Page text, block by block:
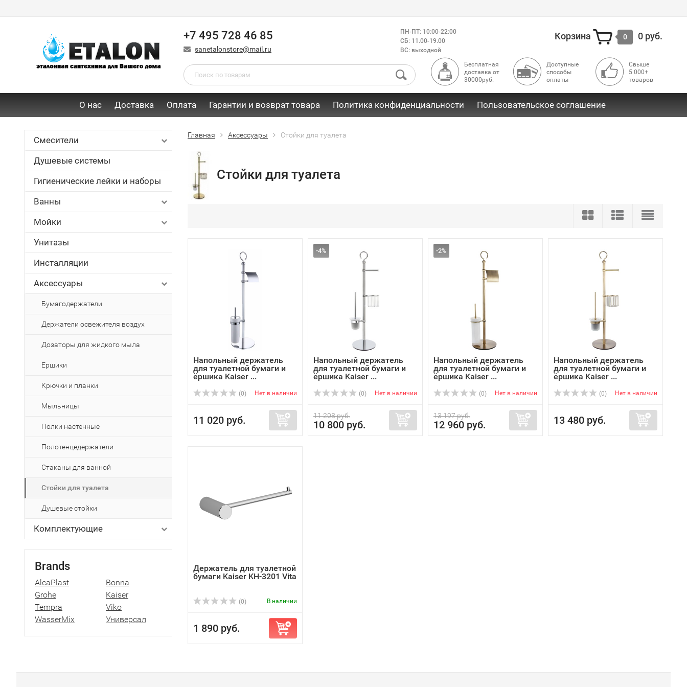
+7 495 728 46 85
ПН-ПТ: 10:00-22:00
СБ: 11.00-19.00
ВС: выходной
sanetalonstore@mail.ru
Корзина 0 0 руб.
Бесплатная
доставка от
30000руб.
Доступные
способы
оплаты
Свыше
5 000+
товаров
О нас Доставка Оплата Гарантии и возврат товара Политика конфиденциальности Пользовательское соглашение
Смесители
Душевые системы
Гигиенические лейки и наборы
Ванны
Мойки
Унитазы
Инсталляции
Аксессуары
Бумагодержатели
Держатели освежителя воздух
Дозаторы для жидкого мыла
Ершики
Крючки и планки
Мыльницы
Полки настенные
Полотенцедержатели
Стаканы для ванной
Стойки для туалета
Душевые стойки
Комплектующие
Brands
AlcaPlast
Bonna
Grohe
Kaiser
Tempra
Viko
WasserMix
Универсал
Главная Аксессуары Стойки для туалета
Стойки для туалета
Напольный держатель
для туалетной бумаги и
ёршика Kaiser ...
(0) Нет в наличии
11 020 руб.
-4%
Напольный держатель
для туалетной бумаги и
ёршика Kaiser ...
(0) Нет в наличии
11 208 руб.
10 800 руб.
-2%
Напольный держатель
для туалетной бумаги и
ёршика Kaiser ...
(0) Нет в наличии
13 197 руб.
12 960 руб.
Напольный держатель
для туалетной бумаги и
ёршика Kaiser ...
(0) Нет в наличии
13 480 руб.
Держатель для туалетной
бумаги Kaiser KH-3201 Vita
(0) В наличии
1 890 руб.